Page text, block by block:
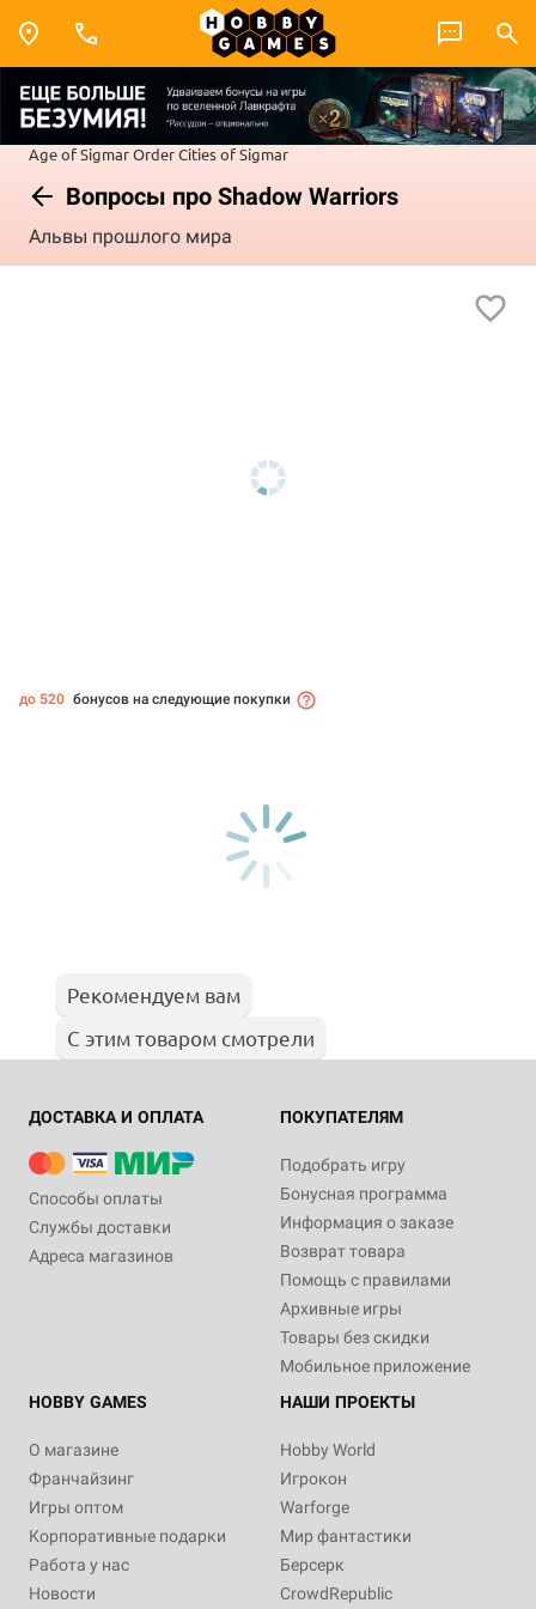
Age of SigmarOrderCities of Sigmar
Вопросы про Shadow Warriors
Альвы прошлого мира
до 520 бонусов на следующие покупки
Рекомендуем вам
С этим товаром смотрели
ДОСТАВКА И ОПЛАТА
Способы оплаты
Службы доставки
Адреса магазинов
ПОКУПАТЕЛЯМ
Подобрать игру
Бонусная программа
Информация о заказе
Возврат товара
Помощь с правилами
Архивные игры
Товары без скидки
Мобильное приложение
HOBBY GAMES
О магазине
Франчайзинг
Игры оптом
Корпоративные подарки
Работа у нас
Новости
НАШИ ПРОЕКТЫ
Hobby World
Игрокон
Warforge
Мир фантастики
Берсерк
CrowdRepublic